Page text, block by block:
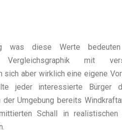
was diese Werte
Vergleichsgraphik mit
sich aber wirklich eine eigene
jeder interessierte Bürger
Umgebung bereits
Schall in realistischen